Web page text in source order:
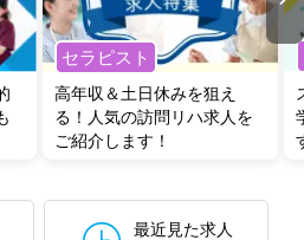
セラピスト
高年収＆土日休みを狙え
る！人気の訪問リハ求人を
ご紹介します！
最近見た求人